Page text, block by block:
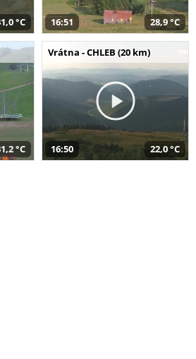
°C 16:51 28,9 °C
°C
Vrátna - CHLEB (20 km)
16:50 22,0 °C